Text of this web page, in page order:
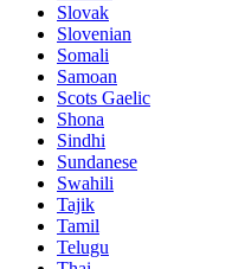
Slovak
Slovenian
Somali
Samoan
Scots Gaelic
Shona
Sindhi
Sundanese
Swahili
Tajik
Tamil
Telugu